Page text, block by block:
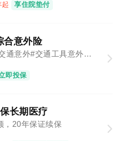
起 享住院垫付
合意外险
涵盖各类交通意外#交通工具意外与意外事故叠加赔付
即投保
长期医疗
，20年保证续保